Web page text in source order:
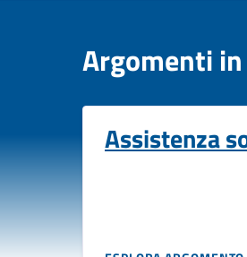
Argomenti
Assistenza